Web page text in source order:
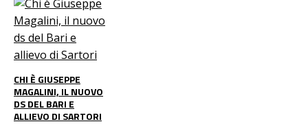
CHI È GIUSEPPE
MAGALINI, IL NUOVO
DS DEL BARI E
ALLIEVO DI SARTORI